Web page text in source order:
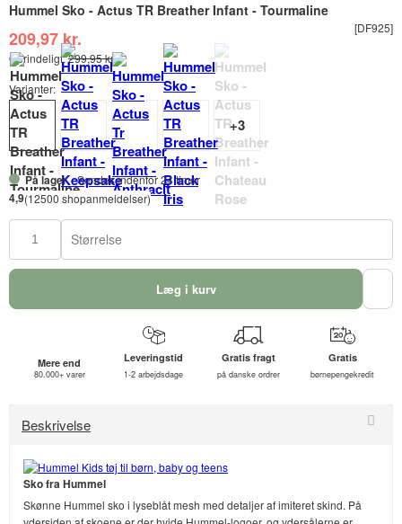
Hummel Sko - Actus TR Breather Infant - Tourmaline
[DF925]
209,97 kr.
Oprindeligt:299,95 kr.
Varianter:
På lager- Sendes indenfor 24 timer
4,9(12500 shopanmeldelser)
Størrelse
Læg i kurv
Mere end
80.000+ varer
Leveringstid
1-2 arbejdsdage
Gratis fragt
på danske ordrer
Gratis
børnepengekredit
Beskrivelse
Sko fra Hummel
Skønne Hummel sko i lyseblåt mesh med detaljer af imiteret skind. På